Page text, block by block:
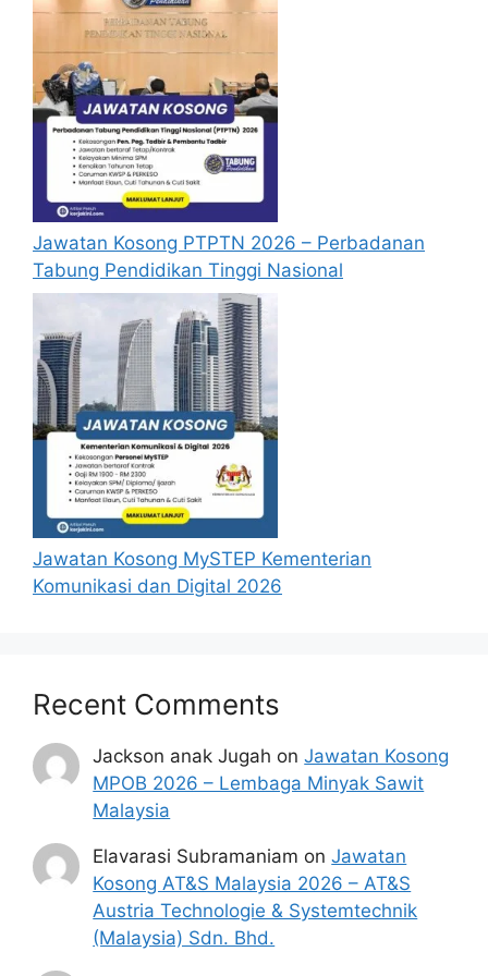
menganggap permohonan mereka tidak
berjaya.
Mohon Online
Jawatan Kosong PTPTN 2026 – Perbadanan
Tabung Pendidikan Tinggi Nasional
Jawatan Kosong MySTEP Kementerian
Komunikasi dan Digital 2026
Recent Comments
Jackson anak Jugah onJawatan Kosong
MPOB 2026 – Lembaga Minyak Sawit
Malaysia
Elavarasi Subramaniam onJawatan
Kosong AT&S Malaysia 2026 – AT&S
Austria Technologie & Systemtechnik
(Malaysia) Sdn. Bhd.